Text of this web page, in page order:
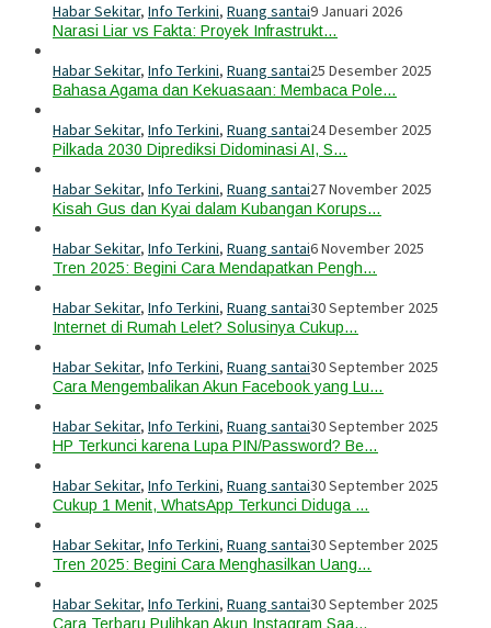
Habar Sekitar, Info Terkini, Ruang santai9 Januari 2026
Narasi Liar vs Fakta: Proyek Infrastrukt…
Habar Sekitar, Info Terkini, Ruang santai25 Desember 2025
Bahasa Agama dan Kekuasaan: Membaca Pole…
Habar Sekitar, Info Terkini, Ruang santai24 Desember 2025
Pilkada 2030 Diprediksi Didominasi AI, S…
Habar Sekitar, Info Terkini, Ruang santai27 November 2025
Kisah Gus dan Kyai dalam Kubangan Korups…
Habar Sekitar, Info Terkini, Ruang santai6 November 2025
Tren 2025: Begini Cara Mendapatkan Pengh…
Habar Sekitar, Info Terkini, Ruang santai30 September 2025
Internet di Rumah Lelet? Solusinya Cukup…
Habar Sekitar, Info Terkini, Ruang santai30 September 2025
Cara Mengembalikan Akun Facebook yang Lu…
Habar Sekitar, Info Terkini, Ruang santai30 September 2025
HP Terkunci karena Lupa PIN/Password? Be…
Habar Sekitar, Info Terkini, Ruang santai30 September 2025
Cukup 1 Menit, WhatsApp Terkunci Diduga …
Habar Sekitar, Info Terkini, Ruang santai30 September 2025
Tren 2025: Begini Cara Menghasilkan Uang…
Habar Sekitar, Info Terkini, Ruang santai30 September 2025
Cara Terbaru Pulihkan Akun Instagram Saa…